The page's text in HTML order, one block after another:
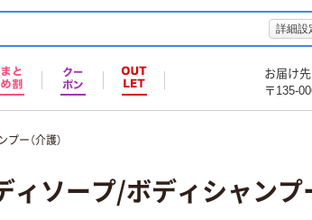
詳細設
お届け先
〒135-
ー（介護）
ソープ/ボディシャンプー